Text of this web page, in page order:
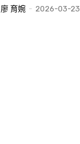
廖 育婉 - 2026-03-23